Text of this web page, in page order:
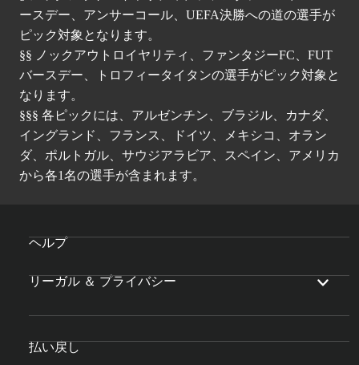
ースデー、アンサーコール、UEFA決勝への道の選手が
ピック対象となります。
§§ ノックアウトロイヤリティ、ファンタジーFC、FUT
バースデー、トロフィータイタンの選手がピック対象と
なります。
§§§ 各ピックには、アルゼンチン、ブラジル、カナダ、
イングランド、フランス、ドイツ、メキシコ、オラン
ダ、ポルトガル、サウジアラビア、スペイン、アメリカ
から各1名の選手が含まれます。
ヘルプ
リーガル ＆ プライバシー
払い戻し